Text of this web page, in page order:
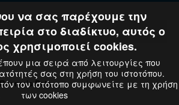
Data
να σας παρέχουμε την
στο διαδίκτυο, αυτός ο
χρησιμοποιεί cookies.
μια σειρά από λειτουργίες που
σας στη χρήση του ιστοτόπου.
τον ιστότοπο συμφωνείτε με τη χρήση
των cookies